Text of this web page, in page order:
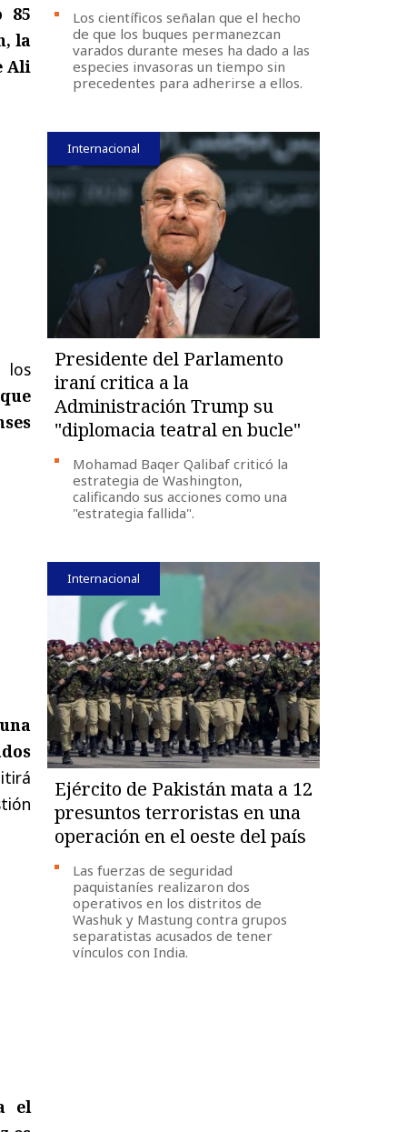
85
la
Ali
los
el
Los científicos señalan que el hecho
de que los buques permanezcan
varados durante meses ha dado a las
especies invasoras un tiempo sin
precedentes para adherirse a ellos.
Internacional
Presidente del Parlamento
iraní critica a la
Administración Trump su
"diplomacia teatral en bucle"
Mohamad Baqer Qalibaf criticó la
estrategia de Washington,
calificando sus acciones como una
"estrategia fallida".
Internacional
Ejército de Pakistán mata a 12
presuntos terroristas en una
operación en el oeste del país
Las fuerzas de seguridad
paquistaníes realizaron dos
operativos en los distritos de
Washuk y Mastung contra grupos
separatistas acusados de tener
vínculos con India.